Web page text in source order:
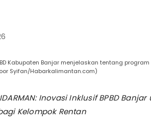
Kabupaten Banjar menjelaskan tentang program
Syifan/Habarkalimantan.com)
Inovasi Inklusif BPBD
Kelompok Rentan